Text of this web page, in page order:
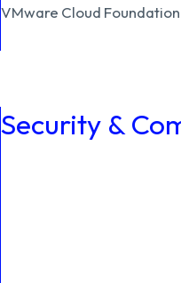
VMware Cloud Foundation
Security &